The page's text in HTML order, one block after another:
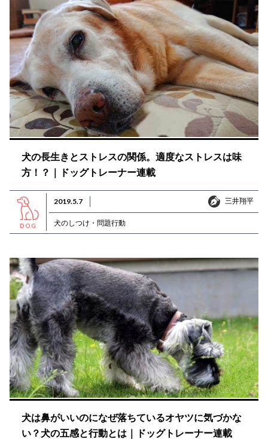
犬の長生きとストレスの関係。適度なストレスは味
方！？｜ドッグトレーナー連載
DOG
2019.5.7 三井翔平
三井翔平
犬のしつけ・問題行動
犬は鼻がいいのになぜ落ちているオヤツに気づかな
い？犬の五感と行動とは｜ドッグトレーナー連載